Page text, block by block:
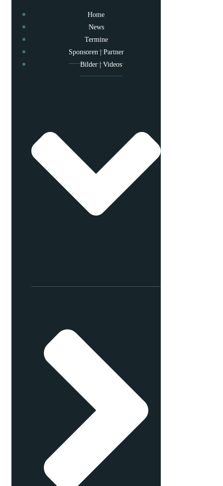
Home
News
Termine
Sponsoren | Partner
Bilder | Videos